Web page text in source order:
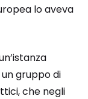
lo aveva
gruppo di
che negli